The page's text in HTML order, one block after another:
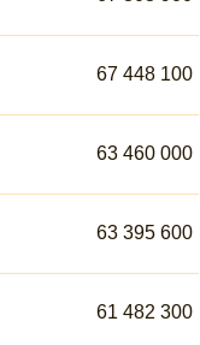
67 448 100
63 460 000
63 395 600
61 482 300